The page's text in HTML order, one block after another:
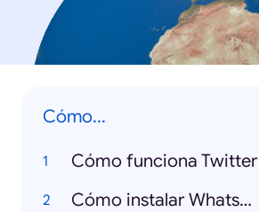
Cómo...
Cómo funciona Twitter
Cómo instalar WhatsApp